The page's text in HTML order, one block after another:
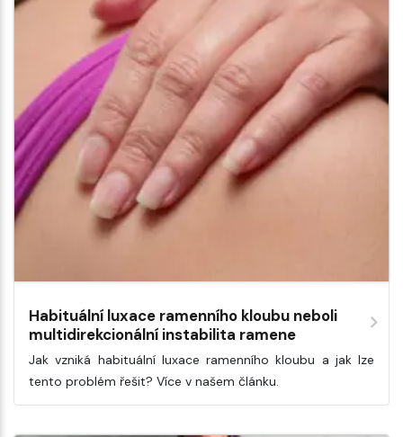
Habituální luxace ramenního kloubu neboli
multidirekcionální instabilita ramene
Jak vzniká habituální luxace ramenního kloubu a jak lze
tento problém řešit? Více v našem článku.